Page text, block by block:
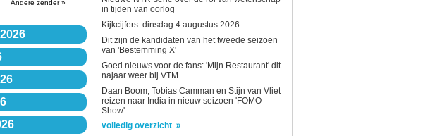
Andere zender »
in tijden van oorlog
Kijkcijfers: dinsdag 4 augustus 2026
Dit zijn de kandidaten van het tweede seizoen
van 'Bestemming X'
Goed nieuws voor de fans: 'Mijn Restaurant' dit
najaar weer bij VTM
Daan Boom, Tobias Camman en Stijn van Vliet
reizen naar India in nieuw seizoen 'FOMO
Show'
volledig overzicht